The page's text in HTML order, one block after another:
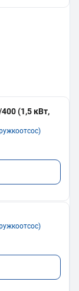
(1,5 кВт,